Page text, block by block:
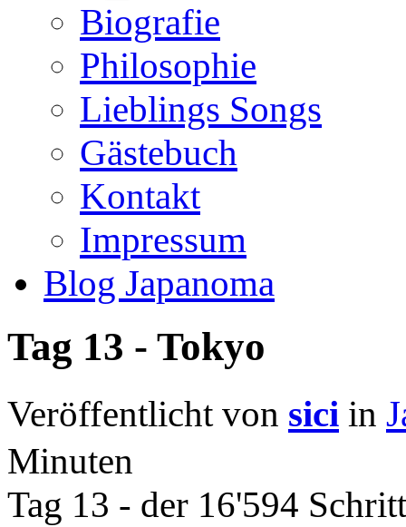
Biografie
Philosophie
Lieblings Songs
Gästebuch
Kontakt
Impressum
Blog Japanoma
Tag 13 - Tokyo
Veröffentlicht von sici in
Minuten
Tag 13 - der 16'594